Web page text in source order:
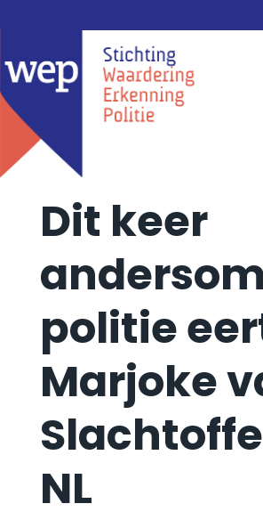
Dit keer
politie
Marjoke
NL